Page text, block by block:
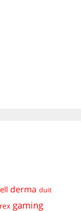
derma duit
gaming